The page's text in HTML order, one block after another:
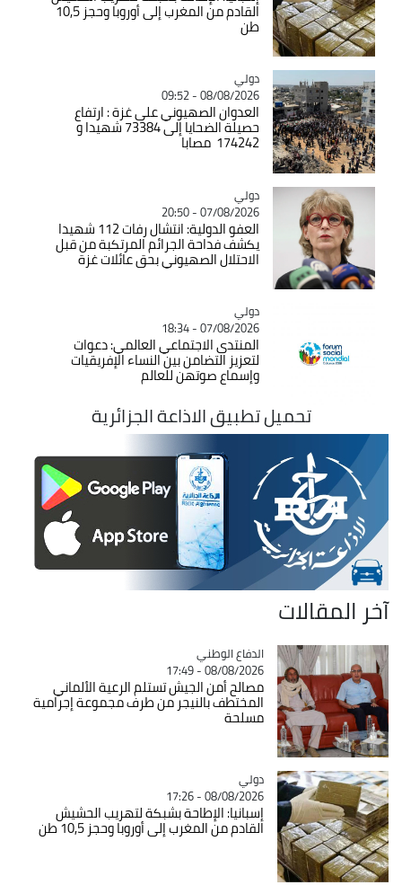
القادم من المغرب إلى أوروبا وحجز 10,5
طن
Catégorie
دولي
08/08/2026 - 09:52
العدوان الصهيوني على غزة : ارتفاع
حصيلة الضحايا إلى 73384 شهيدا و
174242 مصابا
Catégorie
دولي
07/08/2026 - 20:50
العفو الدولية: انتشال رفات 112 شهيدا
يكشف فداحة الجرائم المرتكبة من قبل
الاحتلال الصهيوني بحق عائلات غزة
Catégorie
دولي
07/08/2026 - 18:34
المنتدى الاجتماعي العالمي: دعوات
لتعزيز التضامن بين النساء الإفريقيات
وإسماع صوتهن للعالم
تحميل تطبيق الاذاعة الجزائرية
آخر المقالات
Catégorie
الدفاع الوطني
08/08/2026 - 17:49
مصالح أمن الجيش تستلم الرعية الألماني
المختطف بالنيجر من طرف مجموعة إجرامية
مسلحة
Catégorie
دولي
08/08/2026 - 17:26
إسبانيا: الإطاحة بشبكة لتهريب الحشيش
القادم من المغرب إلى أوروبا وحجز 10,5 طن